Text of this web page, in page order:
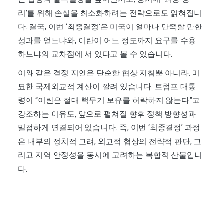
리’를 위해 손실을 최소화하려는 전략으로도 읽혀집니
다. 결국, 이번 ‘최종결정’은 미국이 얼마나 만족할 만한
성과를 얻느냐와, 이란이 어느 정도까지 요구를 수용
하느냐의 교차점에 서 있다고 볼 수 있습니다.
이와 같은 결정 지연은 단순한 협상 지침뿐 아니라, 미
묘한 국제외교적 계산이 깔려 있습니다. 트럼프 대통
령이 “이란은 절대 핵무기 보유를 허락하지 않는다”고
강조하는 이유도, 앞으로 펼쳐질 향후 정책 방향성과
밀접하게 연결되어 있습니다. 즉, 이번 ‘최종결정’ 과정
은 내부의 정치적 고려, 외교적 협상의 전략적 판단, 그
리고 지역 안정성을 동시에 고려하는 복합적 산물입니
다.